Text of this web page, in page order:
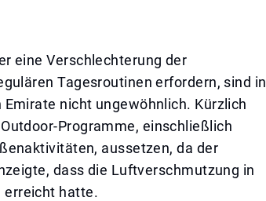
eine Verschlechterung der
Tagesroutinen erfordern, sind in
nicht ungewöhnlich. Kürzlich
Programme, einschließlich
aussetzen, da der
dass die Luftverschmutzung in
erreicht hatte.